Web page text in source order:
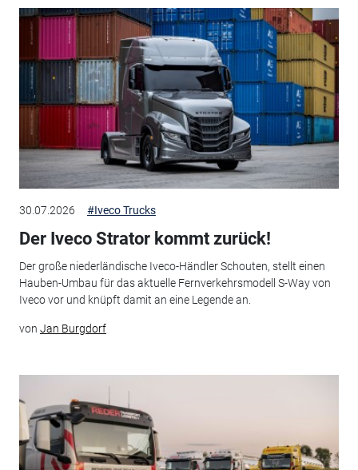
30.07.2026 #Iveco Trucks
Der Iveco Strator kommt zurück!
Der große niederländische Iveco-Händler Schouten, stellt einen
Hauben-Umbau für das aktuelle Fernverkehrsmodell S-Way von
Iveco vor und knüpft damit an eine Legende an.
von Jan Burgdorf